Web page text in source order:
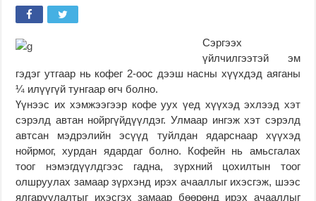
Сэргээх
үйлчилгээтэй эм
гэдэг утгаар нь кофег 2-оос дээш насны хүүхдэд аяганы
¼ илүүгүй тунгаар өгч болно.
Үүнээс их хэмжээгээр кофе уух үед хүүхэд эхлээд хэт
сэрэлд автан нойргүйдүүлдэг. Улмаар ингэж хэт сэрэлд
автсан мэдрэлийн эсүүд туйлдан ядарснаар хүүхэд
нойрмог, хурдан ядардаг болно. Кофейн нь амьсгалах
тоог нэмэгдүүлдгээс гадна, зүрхний цохилтын тоог
олшруулах замаар зүрхэнд ирэх ачааллыг ихэсгэж, шээс
ялгаруулалтыг ихэсгэх замаар бөөрөнд ирэх ачааллыг